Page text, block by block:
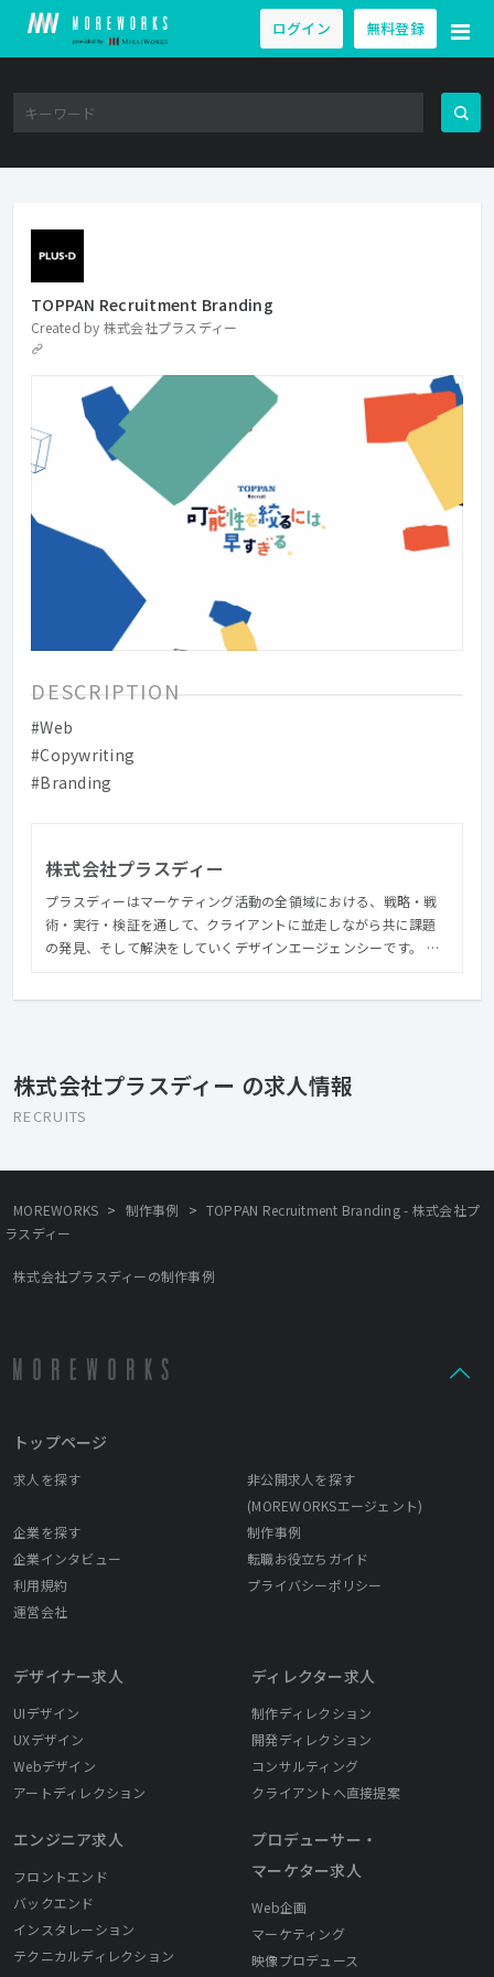
ログイン 無料登録
TOPPAN Recruitment Branding
Created by 株式会社プラスディー
DESCRIPTION
#Web
#Copywriting
#Branding
株式会社プラスディー
プラスディーはマーケティング活動の全領域における、戦略・戦
術・実行・検証を通して、クライアントに並走しながら共に課題
の発見、そして解決をしていくデザインエージェンシーです。 社
株式会社プラスディー の求人情報
RECRUITS
MOREWORKS > 制作事例 > TOPPAN Recruitment Branding - 株式会社プ
ラスディー
株式会社プラスディーの制作事例
トップページ
求人を探す
非公開求人を探す
(MOREWORKSエージェント)
企業を探す
制作事例
企業インタビュー
転職お役立ちガイド
利用規約
プライバシーポリシー
運営会社
デザイナー求人
UIデザイン
UXデザイン
Webデザイン
アートディレクション
エンジニア求人
フロントエンド
バックエンド
インスタレーション
テクニカルディレクション
ディレクター求人
制作ディレクション
開発ディレクション
コンサルティング
クライアントへ直接提案
プロデューサー・
マーケター求人
Web企画
マーケティング
映像プロデュース